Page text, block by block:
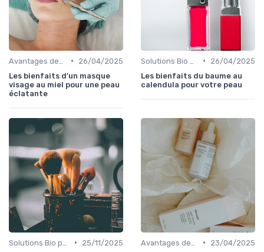
•
26/04/2025
Les bienfaits d'un masque
visage au miel pour une peau
éclatante
•
26/04/2025
Les bienfaits du baume au
calendula pour votre peau
•
25/11/2025
•
23/04/2025